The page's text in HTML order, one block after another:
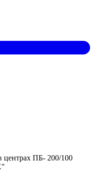
центрах ПБ- 200/100